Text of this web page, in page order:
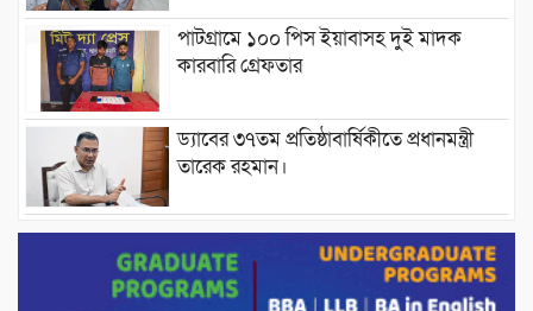
পাটগ্রামে ১০০ পিস ইয়াবাসহ দুই মাদক
কারবারি গ্রেফতার
ড্যাবের ৩৭তম প্রতিষ্ঠাবার্ষিকীতে প্রধানমন্ত্রী
তারেক রহমান।
চন্দনাইশের হাশিমপুর ৪ নং ওয়ার্ডে ৫’শতাধিক
হতদরিদ্র পরিবারের মাঝে খাদ্যসামগ্রী বিতরণ
করেন মনজুর মোরশেদ